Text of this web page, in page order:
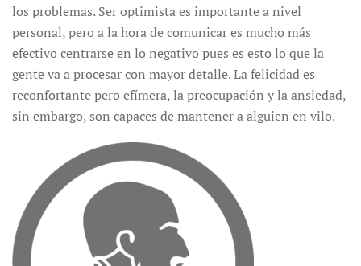
los problemas. Ser optimista es importante a nivel
personal, pero a la hora de comunicar es mucho más
efectivo centrarse en lo negativo pues es esto lo que la
gente va a procesar con mayor detalle. La felicidad es
reconfortante pero efímera, la preocupación y la ansiedad,
sin embargo, son capaces de mantener a alguien en vilo.